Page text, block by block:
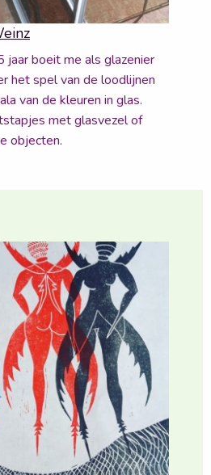
jaar boeit me als glazenier
het spel van de loodlijnen
van de kleuren in glas.
met glasvezel of
objecten.